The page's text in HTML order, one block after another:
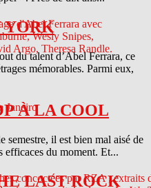
YORK
du talent d’Abel Ferrara, ce
mémorables. Parmi eux,
À LA COOL
semestre, il est bien mal aisé de
efficaces du moment. Et...
LAST ROCK